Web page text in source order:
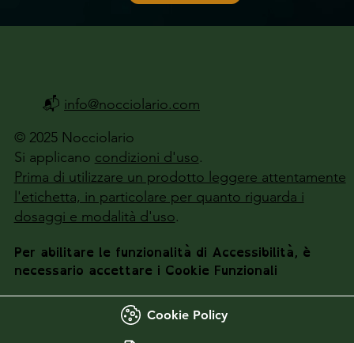
© 2025 Nocciolario
Si applicano condizioni d'uso.
Prima di utilizzare un prodotto leggere attentamente
l'etichetta, in particolare per quanto riguarda i
dosaggi e modalità d'uso.
Per abilitare le funzionalità di Accessibilità, è
necessario accettare i Cookie Funzionali
Cookie Policy
📬 info@nocciolario.com